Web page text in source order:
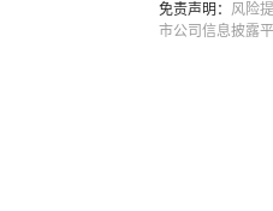
免责声明： 风险
市公司信息披露